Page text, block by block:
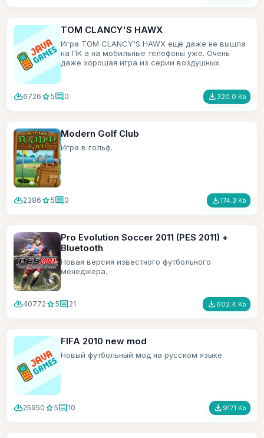
TOM CLANCY'S HAWX
Игра TOM CLANCY'S HAWX ещё даже не вышла
на ПК а на мобильные телефоны уже. Очень
даже хорошая игра из серии воздушных
cloud_download6726 star5comment0 file_download 320.0 Kb
Modern Golf Club
Игра в гольф.
cloud_download2386 star5comment0 file_download174.3 Kb
Pro Evolution Soccer 2011 (PES 2011) +
Bluetooth
Новая версия известного футбольного
менеджера.
cloud_download40772 star5comment21 file_download 602.4 Kb
FIFA 2010 new mod
Новый футбольный мод на русском языке.
cloud_download25950 star5comment10 file_download 917.1 Kb